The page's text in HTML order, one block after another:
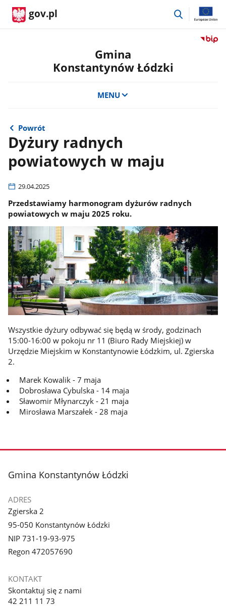
gov.pl
przejdź
Przejdź
Gmina
Konstantynów Łódzki
MENU
Powrót
Dyżury radnych
powiatowych w maju
29.04.2025
Przedstawiamy harmonogram dyżurów radnych
powiatowych w maju 2025 roku.
Wszystkie dyżury odbywać się będą w środy, godzinach
15:00-16:00 w pokoju nr 11 (Biuro Rady Miejskiej) w
Urzędzie Miejskim w Konstantynowie Łódzkim, ul. Zgierska
2.
Marek Kowalik - 7 maja
Dobrosława Cybulska - 14 maja
Sławomir Młynarczyk - 21 maja
Mirosława Marszałek - 28 maja
stopka
Gmina Konstantynów Łódzki
ADRES
Zgierska 2
95-050 Konstantynów Łódzki
NIP 731-19-93-975
Regon 472057690
KONTAKT
Skontaktuj się z nami
42 211 11 73